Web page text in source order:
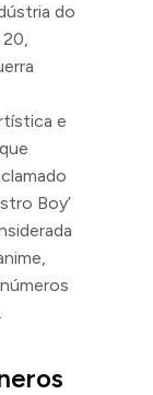
do
e
Boy’